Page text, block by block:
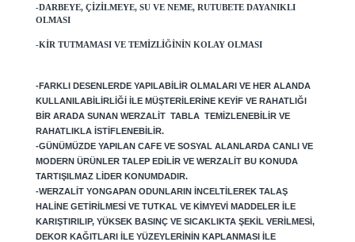
-DARBEYE, ÇIZILMEYE, SU VE NEME, RUTUBETE DAYANIKLI
OLMASI
-KIR TUTMAMASI VE TEMIZLIĞININ KOLAY OLMASI
-FARKLI DESENLERDE YAPILABILIR OLMALARI VE HER ALANDA
KULLANILABILIRLIĞI ILE MÜŞTERILERINE KEYIF VE RAHATLIĞI
BIR ARADA SUNAN WERZALIT TABLA TEMIZLENEBILIR VE
RAHATLIKLA ISTIFLENEBILIR.
-GÜNÜMÜZDE YAPILAN CAFE VE SOSYAL ALANLARDA CANLI VE
MODERN ÜRÜNLER TALEP EDILIR VE WERZALIT BU KONUDA
TARTIŞILMAZ LIDER KONUMDADIR.
-WERZALIT YONGAPAN ODUNLARIN INCELTILEREK TALAŞ
HALINE GETIRILMESI VE TUTKAL VE KIMYEVI MADDELER ILE
KARIŞTIRILIP, YÜKSEK BASINÇ VE SICAKLIKTA ŞEKIL VERILMESI,
DEKOR KAĞITLARI ILE YÜZEYLERININ KAPLANMASI ILE